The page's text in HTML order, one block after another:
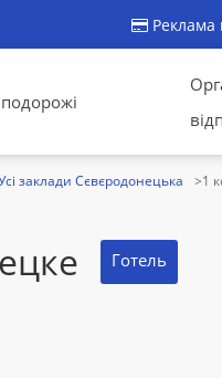
Реклама
заклади Сєвєродонецька 1
Готель